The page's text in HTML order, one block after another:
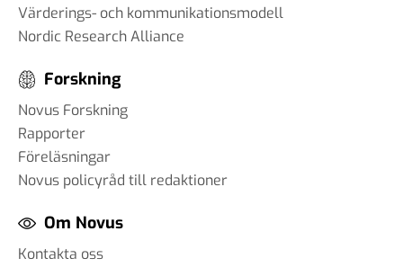
Värderings- och kommunikationsmodell
Nordic Research Alliance
Forskning
Novus Forskning
Rapporter
Föreläsningar
Novus policyråd till redaktioner
Om Novus
Kontakta oss